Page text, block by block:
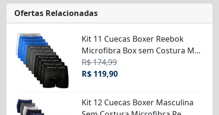
Ofertas Relacionadas
Kit 11 Cuecas Boxer Reebok
Microfibra Box sem Costura M...
R$ 174,99
R$ 119,90
Kit 12 Cuecas Boxer Masculina